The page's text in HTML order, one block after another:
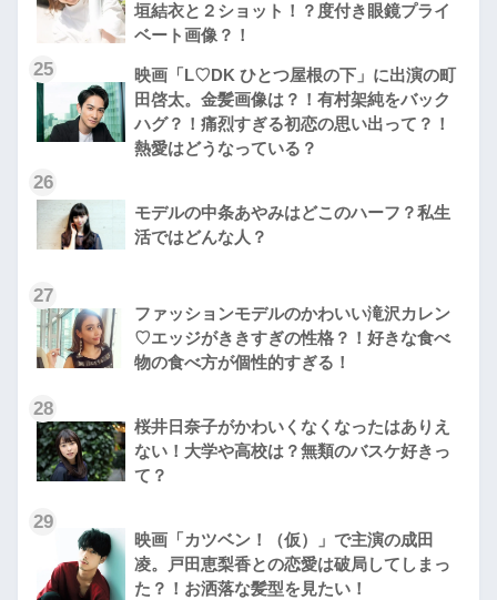
垣結衣と２ショット！？度付き眼鏡プライ
ベート画像？！
25
映画「L♡DK ひとつ屋根の下」に出演の町
田啓太。金髪画像は？！有村架純をバック
ハグ？！痛烈すぎる初恋の思い出って？！
熱愛はどうなっている？
26
モデルの中条あやみはどこのハーフ？私生
活ではどんな人？
27
ファッションモデルのかわいい滝沢カレン
♡エッジがききすぎの性格？！好きな食べ
物の食べ方が個性的すぎる！
28
桜井日奈子がかわいくなくなったはありえ
ない！大学や高校は？無類のバスケ好きっ
て？
29
映画「カツベン！（仮）」で主演の成田
凌。戸田恵梨香との恋愛は破局してしまっ
た？！お洒落な髪型を見たい！